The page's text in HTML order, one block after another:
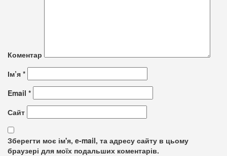
Коментар
Ім’я *
Email *
Сайт
Зберегти моє ім'я, e-mail, та адресу сайту в цьому
браузері для моїх подальших коментарів.